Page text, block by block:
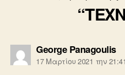
George Panagoulis
17 Μαρτίου 2021 την 21:41